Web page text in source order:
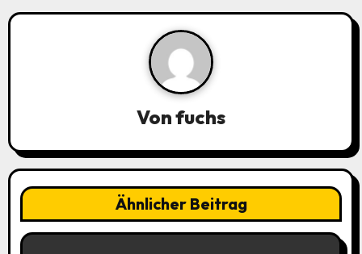
g
t
Vonfuchs
Ähnlicher Beitrag